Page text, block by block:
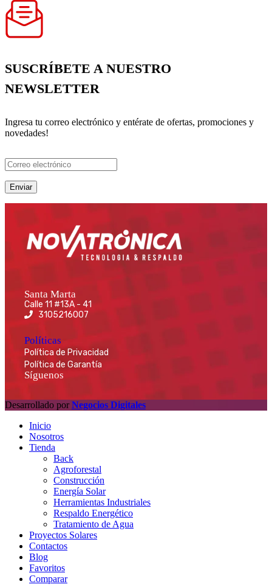
SUSCRÍBETE A NUESTRO
NEWSLETTER
Ingresa tu correo electrónico y entérate de ofertas, promociones y
novedades!
Santa Marta
Calle 11 #13A - 41
3105216007
Políticas
Política de Privacidad
Política de Garantía
Síguenos
Desarrollado por Negocios Digitales
Inicio
Nosotros
Tienda
Back
Agroforestal
Construcción
Energía Solar
Herramientas Industriales
Respaldo Energético
Tratamiento de Agua
Proyectos Solares
Contactos
Blog
Favoritos
Comparar